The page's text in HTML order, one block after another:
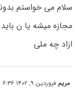
سلام می خواستم
مجازه میشه یا ن
ازاد چه ملی
مریم فروردین ۹, ۱۴۰۲ at ۶:۳۶ ق٫ظ